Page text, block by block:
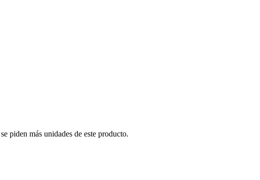
piden más unidades de este producto.